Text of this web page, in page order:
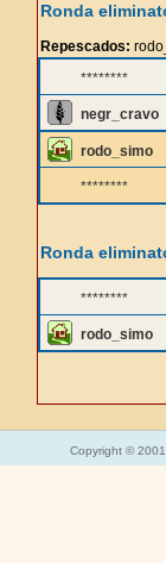
Ronda
Repescados:
********
negr_cravo
rodo_simo
********
Ronda
********
rodo_simo
Copyright ©